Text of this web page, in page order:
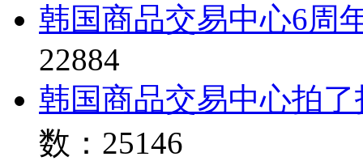
韩国商品交易中心6周
22884
韩国商品交易中心拍
数：25146